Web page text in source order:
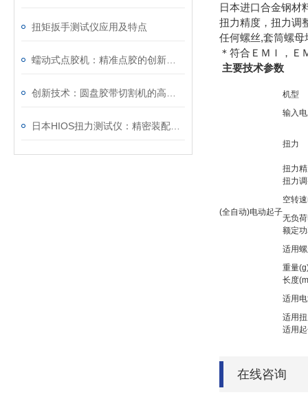
扭矩扳手测试仪应用及特点
日本进口合金钢材
扭力精度，扭力调
任何螺丝,套筒螺
＊符合ＥＭＩ，Ｅ
主要技术参数
(全自动)电动起子
机型
输入
扭力
扭力
扭力
空转
无负
额定
适用
重量
长度
适用
适用
适用
在线咨询